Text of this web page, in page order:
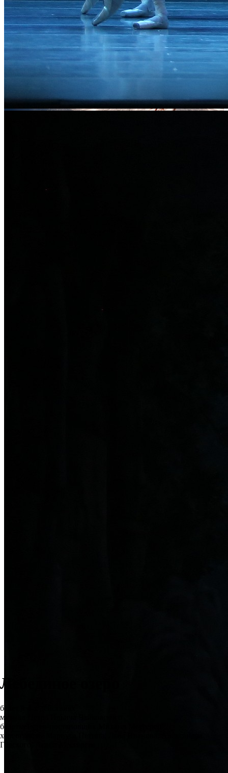
Лебединое озеро
балет в 4-х действиях
музыка Петра Ильича Чайковского
балетмейстер-постановщик Михаил Мессерер
хореография Мариуса Петипа, Льва Иванова, Александра
Горского, Асафа Мессерера